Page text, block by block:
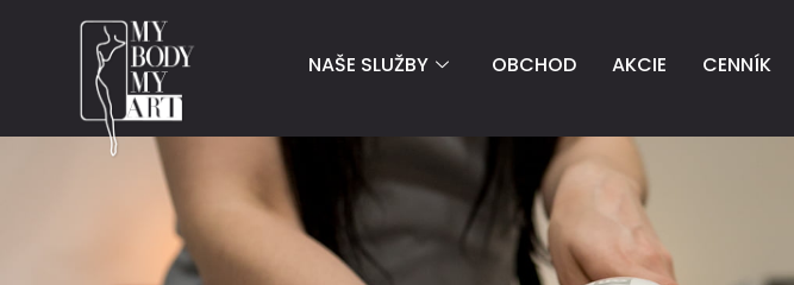
NAŠE SLUŽBY OBCHOD AKCIE CENNÍK